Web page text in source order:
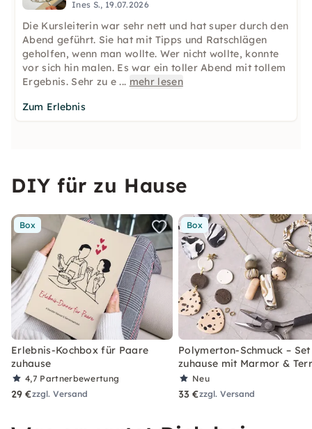
Ines S., 19.07.2026
Die Kursleiterin war sehr nett und hat super durch den
Abend geführt. Sie hat mit Tipps und Ratschlägen
geholfen, wenn man wollte. Wer nicht wollte, konnte
vor sich hin malen. Es war ein toller Abend mit tollem
Ergebnis. Sehr zu e ... mehr lesen
Zum Erlebnis
DIY für zu Hause
Box
Erlebnis-Kochbox für Paare
zuhause
4,7 Partnerbewertung
29 €zzgl. Versand
Box
Polymerton-Schmuck –
zuhause mit Marmor &
Neu
33 €zzgl. Versand